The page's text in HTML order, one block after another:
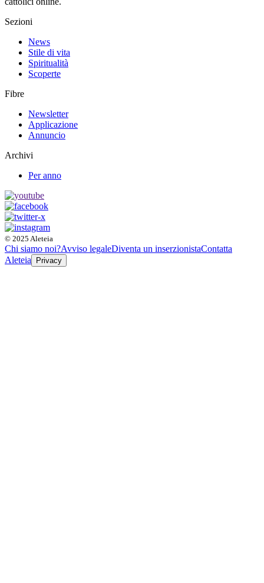
Sezioni
News
Stile di vita
Spiritualità
Scoperte
Fibre
Newsletter
Applicazione
Annuncio
Archivi
Per anno
© 2025 Aleteia
Chi siamo noi?Avviso legaleDiventa un inserzionistaContatta
Aleteia
Privacy